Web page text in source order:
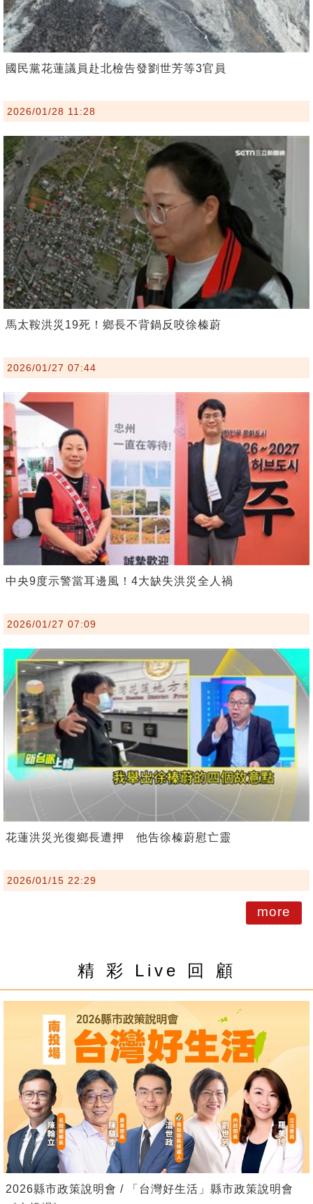
國民黨花蓮議員赴北檢告發劉世芳等3官員
2026/01/28 11:28
馬太鞍洪災19死！鄉長不背鍋反咬徐榛蔚
2026/01/27 07:44
中央9度示警當耳邊風！4大缺失洪災全人禍
2026/01/27 07:09
花蓮洪災光復鄉長遭押 他告徐榛蔚慰亡靈
2026/01/15 22:29
more
精 彩 Live 回 顧
2026縣市政策說明會 / 「台灣好生活」縣市政策說明會